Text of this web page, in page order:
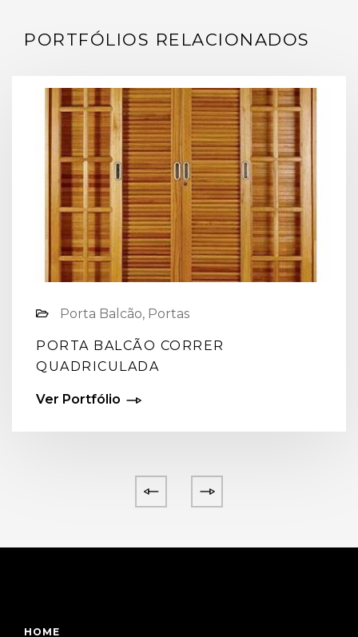
PORTFÓLIOS RELACIONADOS
Porta Balcão, Portas
PORTA BALCÃO CORRER
QUADRICULADA
Ver Portfólio
HOME